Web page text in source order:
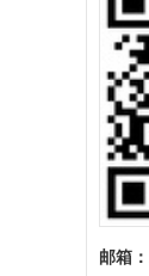
邮箱：